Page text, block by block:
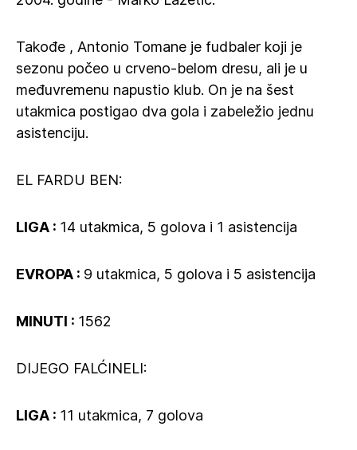
Takođe , Antonio Tomane je fudbaler koji je
sezonu počeo u crveno-belom dresu, ali je u
međuvremenu napustio klub. On je na šest
utakmica postigao dva gola i zabeležio jednu
asistenciju.
EL FARDU BEN:
LIGA : 14 utakmica, 5 golova i 1 asistencija
EVROPA : 9 utakmica, 5 golova i 5 asistencija
MINUTI : 1562
DIJEGO FALĆINELI:
LIGA : 11 utakmica, 7 golova